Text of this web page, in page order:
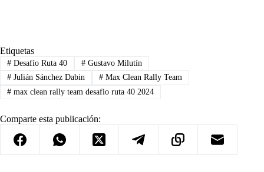
Etiquetas
#Desafío Ruta 40 #Gustavo Milutín
#Julián Sánchez Dabin #Max Clean Rally Team
#max clean rally team desafio ruta 40 2024
Comparte esta publicación: